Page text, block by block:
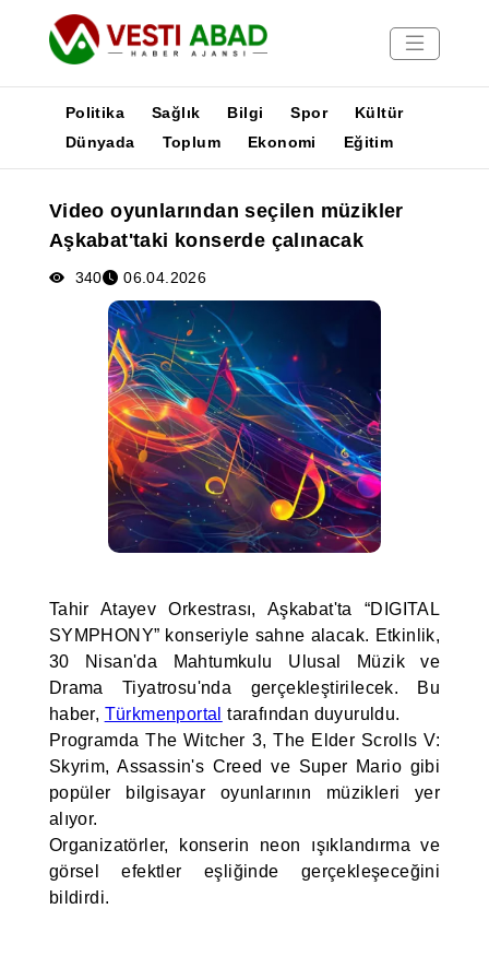
Yayınlar
Medya
Poster
Politika Sağlık Bilgi Spor
Kültür
Dünyada
Toplum Ekonomi Eğitim
Video oyunlarından seçilen müzikler
Aşkabat'taki konserde çalınacak
340 06.04.2026
Tahir Atayev Orkestrası, Aşkabat'ta “DIGITAL
SYMPHONY” konseriyle sahne alacak. Etkinlik,
30 Nisan'da Mahtumkulu Ulusal Müzik ve
Drama Tiyatrosu'nda gerçekleştirilecek. Bu
haber, Türkmenportal tarafından duyuruldu.
Programda The Witcher 3, The Elder Scrolls V:
Skyrim, Assassin's Creed ve Super Mario gibi
popüler bilgisayar oyunlarının müzikleri yer
alıyor.
Organizatörler, konserin neon ışıklandırma ve
görsel efektler eşliğinde gerçekleşeceğini
bildirdi.